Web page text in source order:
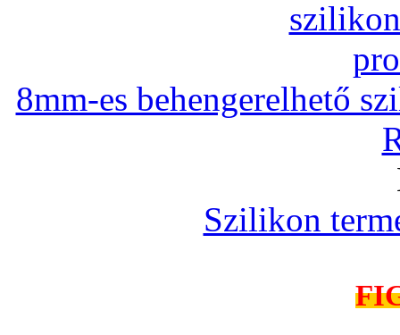
8mm-es behengerelhető
Szilikon